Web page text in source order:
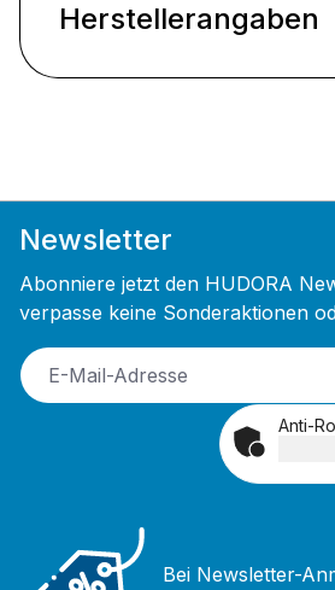
Herstellerangaben
Newsletter
Abonniere jetzt den HUDORA
verpasse keine Sonderaktionen
Anti-
Bei Newsletter-